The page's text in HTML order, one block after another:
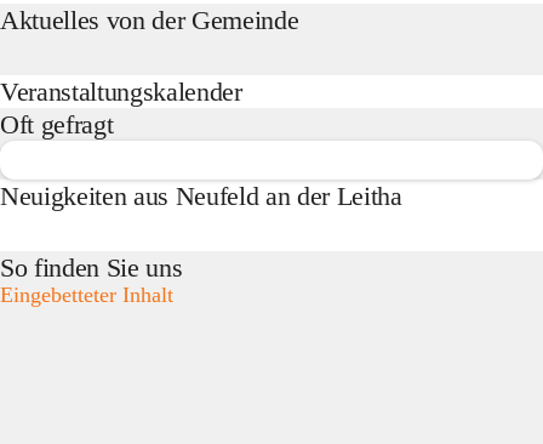
Aktuelles von der Gemeinde
Veranstaltungskalender
Oft gefragt
Neuigkeiten aus Neufeld an der Leitha
So finden Sie uns
Eingebetteter Inhalt